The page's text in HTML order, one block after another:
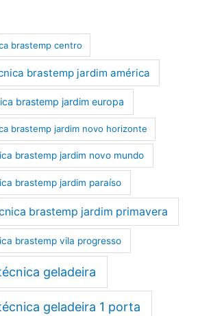
brastemp centro
brastemp jardim américa
brastemp jardim europa
brastemp jardim novo horizonte
brastemp jardim novo mundo
brastemp jardim paraíso
brastemp jardim primavera
brastemp vila progresso
geladeira
geladeira 1 porta